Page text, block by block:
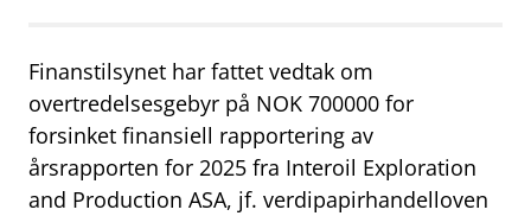
work_outline Jobb hos oss
dashboardInformasjon for investorer
notifications_noneAbonner på nyhetsvarsel
Finanstilsynet har fattet vedtak om
overtredelsesgebyr på NOK 700000 for
forsinket finansiell rapportering av
årsrapporten for 2025 fra Interoil Exploration
and Production ASA, jf. verdipapirhandelloven